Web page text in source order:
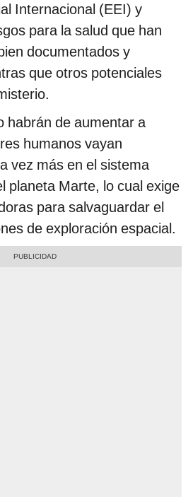
Internacional (EEI) y
para la salud que han
documentados y
que otros potenciales
habrán de aumentar a
humanos vayan
vez más en el sistema
planeta Marte, lo cual exige
para salvaguardar el
de exploración espacial.